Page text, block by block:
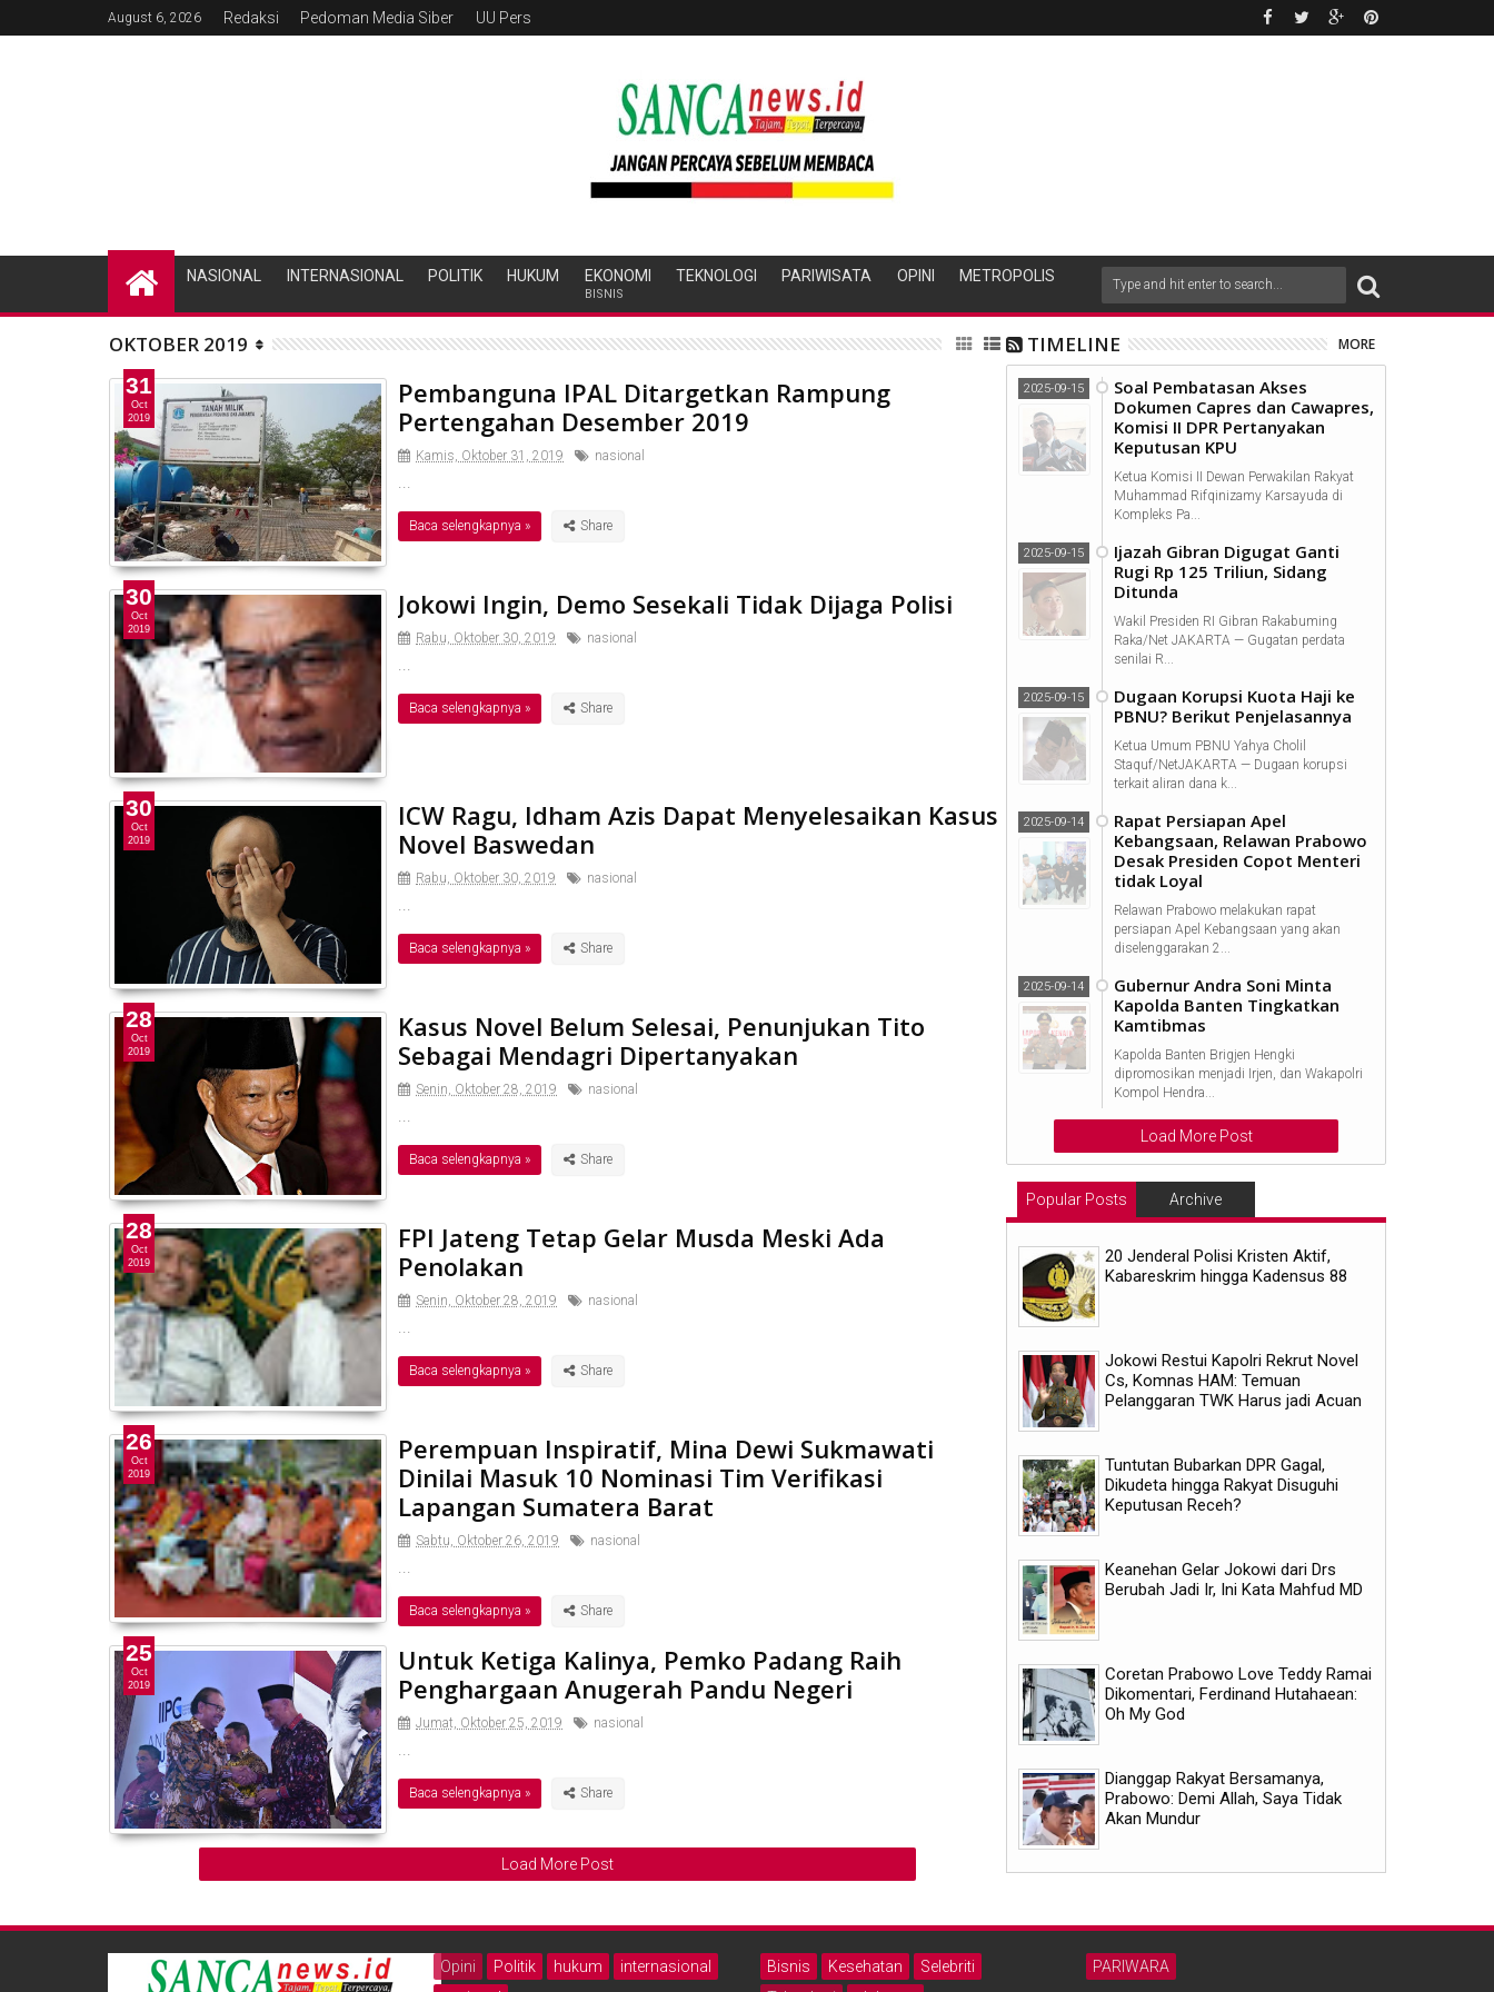
August 6, 2026 Redaksi Pedoman Media Siber UU Pers
NASIONAL INTERNASIONAL POLITIK HUKUM EKONOMI
BISNIS
TEKNOLOGI PARIWISATA OPINI METROPOLIS
OKTOBER 2019
Pembanguna IPAL Ditargetkan Rampung
Pertengahan Desember 2019
Kamis, Oktober 31, 2019 nasional
...
Baca selengkapnya »
31
Oct
2019
Jokowi Ingin, Demo Sesekali Tidak Dijaga Polisi
Rabu, Oktober 30, 2019 nasional
...
Baca selengkapnya »
30
Oct
2019
ICW Ragu, Idham Azis Dapat Menyelesaikan Kasus
Novel Baswedan
Rabu, Oktober 30, 2019 nasional
...
Baca selengkapnya »
30
Oct
2019
Kasus Novel Belum Selesai, Penunjukan Tito
Sebagai Mendagri Dipertanyakan
Senin, Oktober 28, 2019 nasional
...
Baca selengkapnya »
28
Oct
2019
FPI Jateng Tetap Gelar Musda Meski Ada
Penolakan
Senin, Oktober 28, 2019 nasional
...
Baca selengkapnya »
28
Oct
2019
Perempuan Inspiratif, Mina Dewi Sukmawati
Dinilai Masuk 10 Nominasi Tim Verifikasi
Lapangan Sumatera Barat
Sabtu, Oktober 26, 2019 nasional
...
Baca selengkapnya »
26
Oct
2019
Untuk Ketiga Kalinya, Pemko Padang Raih
Penghargaan Anugerah Pandu Negeri
Jumat, Oktober 25, 2019 nasional
...
Baca selengkapnya »
25
Oct
2019
Load More Post
TIMELINE MORE
Soal Pembatasan Akses
Dokumen Capres dan Cawapres,
Komisi II DPR Pertanyakan
Keputusan KPU
2025-09-15
Ketua Komisi II Dewan Perwakilan Rakyat
Muhammad Rifqinizamy Karsayuda di
Kompleks Pa...
Ijazah Gibran Digugat Ganti
Rugi Rp 125 Triliun, Sidang
Ditunda
2025-09-15
Wakil Presiden RI Gibran Rakabuming
Raka/Net JAKARTA — Gugatan perdata
senilai R...
Dugaan Korupsi Kuota Haji ke
PBNU? Berikut Penjelasannya
2025-09-15
Ketua Umum PBNU Yahya Cholil
Staquf/NetJAKARTA — Dugaan korupsi
terkait aliran dana k...
Rapat Persiapan Apel
Kebangsaan, Relawan Prabowo
Desak Presiden Copot Menteri
tidak Loyal
2025-09-14
Relawan Prabowo melakukan rapat
persiapan Apel Kebangsaan yang akan
diselenggarakan 2...
Gubernur Andra Soni Minta
Kapolda Banten Tingkatkan
Kamtibmas
2025-09-14
Kapolda Banten Brigjen Hengki
dipromosikan menjadi Irjen, dan Wakapolri
Kompol Hendra...
Load More Post
Popular Posts Archive
20 Jenderal Polisi Kristen Aktif,
Kabareskrim hingga Kadensus 88
Jokowi Restui Kapolri Rekrut Novel
Cs, Komnas HAM: Temuan
Pelanggaran TWK Harus jadi Acuan
Tuntutan Bubarkan DPR Gagal,
Dikudeta hingga Rakyat Disuguhi
Keputusan Receh?
Keanehan Gelar Jokowi dari Drs
Berubah Jadi Ir, Ini Kata Mahfud MD
Coretan Prabowo Love Teddy Ramai
Dikomentari, Ferdinand Hutahaean:
Oh My God
Dianggap Rakyat Bersamanya,
Prabowo: Demi Allah, Saya Tidak
Akan Mundur
Opini Politik hukum
internasional
Bisnis Kesehatan
Selebriti
PARIWARA